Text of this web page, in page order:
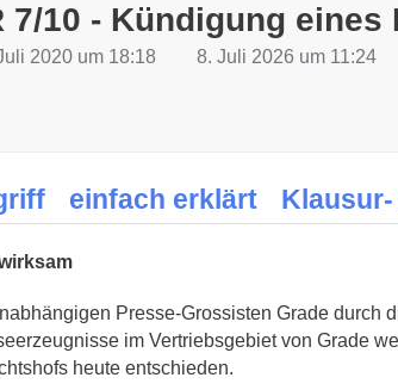
7/10 - Kündigung
2020 um 18:18 8. Juli 2026 um 11:24
einfach erklärt Klausur-
Presse-Grossisten Grade durch
im Vertriebsgebiet von Grade
heute entschieden.